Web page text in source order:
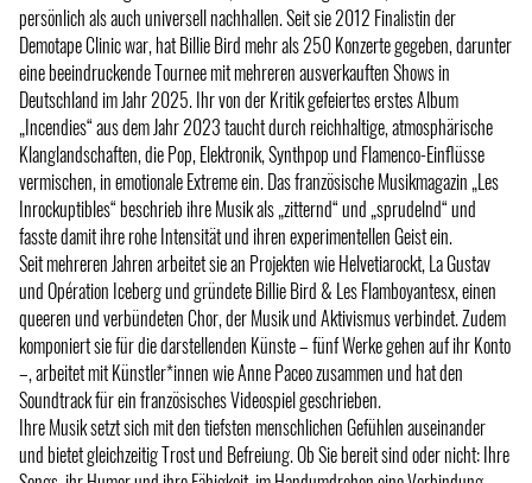
persönlich als auch universell nachhallen. Seit sie 2012 Finalistin der
Demotape Clinic war, hat Billie Bird mehr als 250 Konzerte gegeben, darunter
eine beeindruckende Tournee mit mehreren ausverkauften Shows in
Deutschland im Jahr 2025. Ihr von der Kritik gefeiertes erstes Album
„Incendies“ aus dem Jahr 2023 taucht durch reichhaltige, atmosphärische
Klanglandschaften, die Pop, Elektronik, Synthpop und Flamenco-Einflüsse
vermischen, in emotionale Extreme ein. Das französische Musikmagazin „Les
Inrockuptibles“ beschrieb ihre Musik als „zitternd“ und „sprudelnd“ und
fasste damit ihre rohe Intensität und ihren experimentellen Geist ein.
Seit mehreren Jahren arbeitet sie an Projekten wie Helvetiarockt, La Gustav
und Opération Iceberg und gründete Billie Bird & Les Flamboyantesx, einen
queeren und verbündeten Chor, der Musik und Aktivismus verbindet. Zudem
komponiert sie für die darstellenden Künste – fünf Werke gehen auf ihr Konto
–, arbeitet mit Künstler*innen wie Anne Paceo zusammen und hat den
Soundtrack für ein französisches Videospiel geschrieben.
Ihre Musik setzt sich mit den tiefsten menschlichen Gefühlen auseinander
und bietet gleichzeitig Trost und Befreiung. Ob Sie bereit sind oder nicht: Ihre